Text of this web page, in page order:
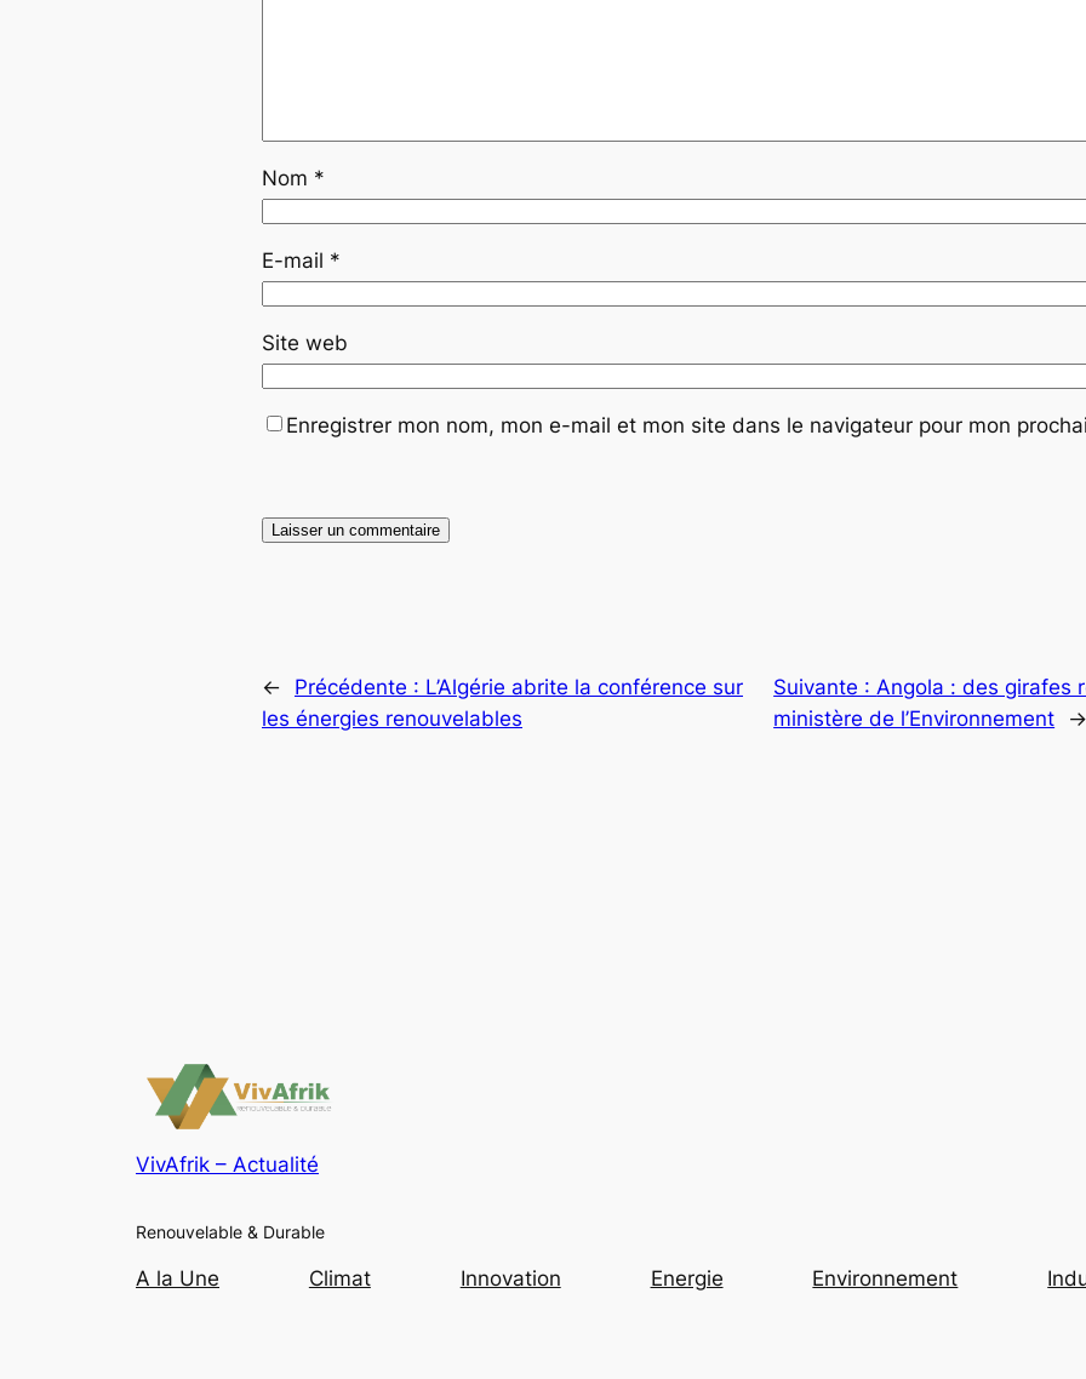
Nom *
E-mail *
Site web
Enregistrer mon nom, mon e-mail et mon site dans le navigateur pour mon
← Précédente : L’Algérie abrite la conférence sur
les énergies renouvelables
Suivante :Angola : des girafes
ministère de l’Environnement
→
VivAfrik – Actualité
Renouvelable & Durable
A la Une Climat Innovation Energie Environnement